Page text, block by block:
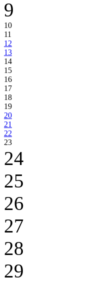
9
10
11
12
13
14
15
16
17
18
19
20
21
22
23
24
25
26
27
28
29